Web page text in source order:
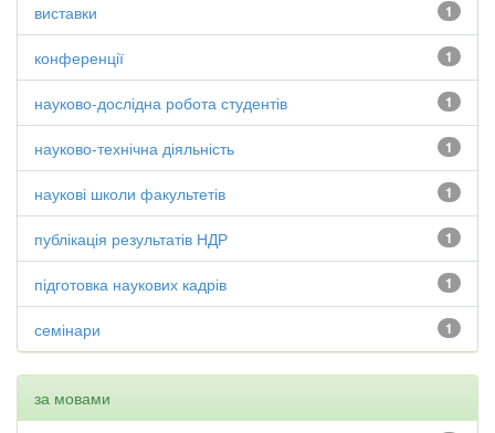
1
виставки
1
конференції
1
науково-дослідна робота студентів
1
науково-технічна діяльність
1
наукові школи факультетів
1
публікація результатів НДР
1
підготовка наукових кадрів
1
семінари
за мовами